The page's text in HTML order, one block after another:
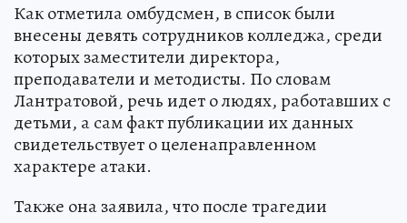
Как отметила омбудсмен, в список были
внесены девять сотрудников колледжа, среди
которых заместители директора,
преподаватели и методисты. По словам
Лантратовой, речь идет о людях, работавших с
детьми, а сам факт публикации их данных
свидетельствует о целенаправленном
характере атаки.
Также она заявила, что после трагедии